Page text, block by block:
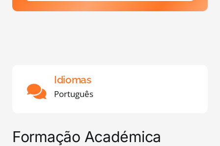
Idiomas
Português
Formação Académica